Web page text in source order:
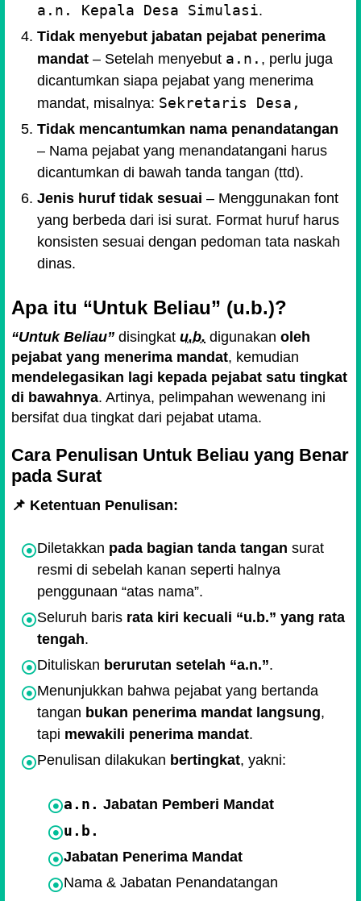
a.n. Kepala Desa Simulasi.
Tidak menyebut jabatan pejabat penerima
mandat – Setelah menyebut a.n. , perlu juga
dicantumkan siapa pejabat yang menerima
mandat, misalnya: Sekretaris Desa,
Tidak mencantumkan nama penandatangan
– Nama pejabat yang menandatangani harus
dicantumkan di bawah tanda tangan (ttd).
Jenis huruf tidak sesuai – Menggunakan font
yang berbeda dari isi surat. Format huruf harus
konsisten sesuai dengan pedoman tata naskah
dinas.
Apa itu “Untuk Beliau” (u.b.)?
“Untuk Beliau” disingkat u.b. digunakan oleh
pejabat yang menerima mandat, kemudian
mendelegasikan lagi kepada pejabat satu tingkat
di bawahnya. Artinya, pelimpahan wewenang ini
bersifat dua tingkat dari pejabat utama.
Cara Penulisan Untuk Beliau yang Benar
pada Surat
📌 Ketentuan Penulisan:
Diletakkan pada bagian tanda tangan surat
resmi di sebelah kanan seperti halnya
penggunaan “atas nama”.
Seluruh baris rata kiri kecuali “u.b.” yang rata
tengah.
Dituliskan berurutan setelah “a.n.”.
Menunjukkan bahwa pejabat yang bertanda
tangan bukan penerima mandat langsung,
tapi mewakili penerima mandat.
Penulisan dilakukan bertingkat, yakni:
a.n. Jabatan Pemberi Mandat
u.b.
Jabatan Penerima Mandat
Nama & Jabatan Penandatangan